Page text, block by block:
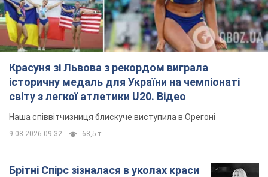
Красуня зі Львова з рекордом виграла
історичну медаль для України на чемпіонаті
світу з легкої атлетики U20. Відео
Наша співвітчизниця блискуче виступила в Орегоні
9.08.2026 09:32 68,5 т.
Брітні Спірс зізналася в уколах краси